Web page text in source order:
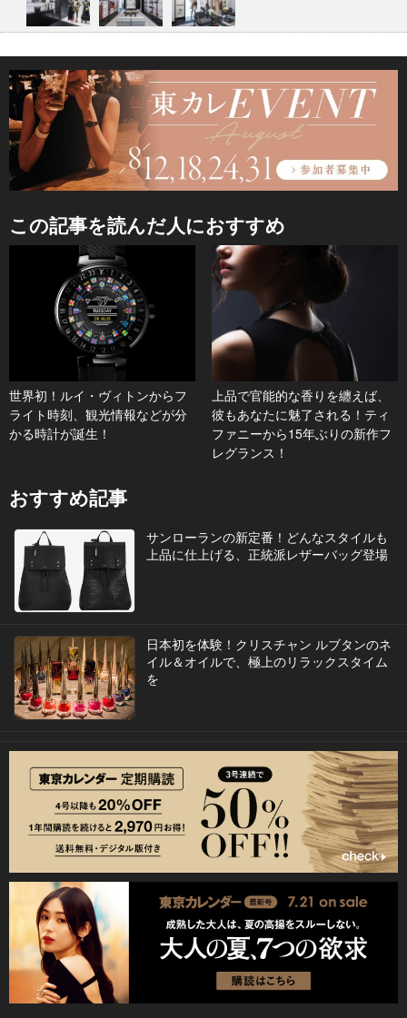
この記事を読んだ人におすすめ
世界初！ルイ・ヴィトンからフ
ライト時刻、観光情報などが分
かる時計が誕生！
上品で官能的な香りを纏えば、
彼もあなたに魅了される！ティ
ファニーから15年ぶりの新作フ
レグランス！
おすすめ記事
サンローランの新定番！どんなスタイルも
上品に仕上げる、正統派レザーバッグ登場
日本初を体験！クリスチャン ルブタンのネ
イル＆オイルで、極上のリラックスタイム
を